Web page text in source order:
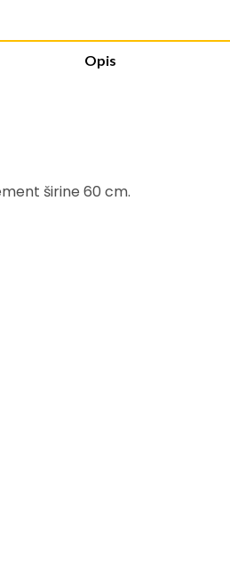
Opis
širine 60 cm.